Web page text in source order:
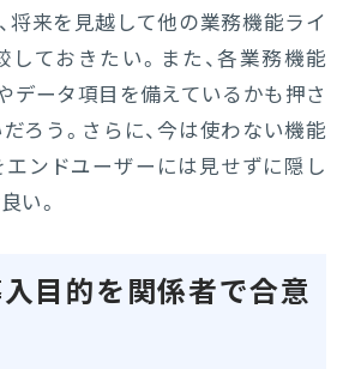
将来を見越して他の業務機能ライ
しておきたい。また、各業務機能
データ項目を備えているかも押さ
ろう。さらに、今は使わない機能
エンドユーザーには見せずに隠し
い。
入目的を関係者で合意